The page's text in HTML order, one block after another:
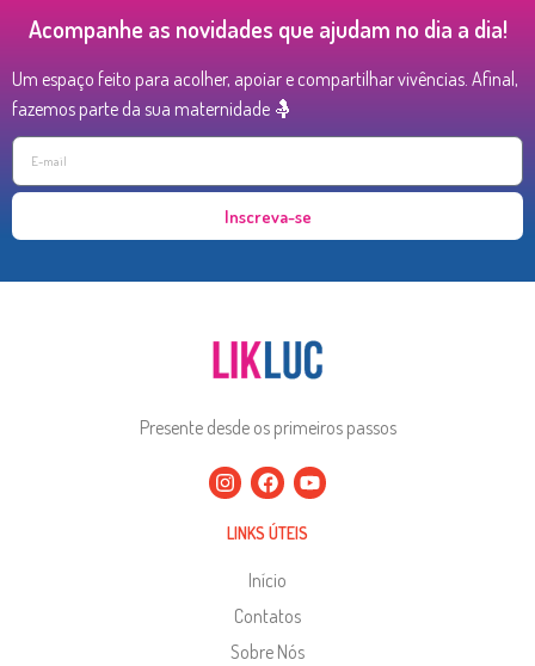
Acompanhe as novidades que ajudam no dia a dia!
Um espaço feito para acolher, apoiar e compartilhar vivências. Afinal,
fazemos parte da sua maternidade 🤱
Inscreva-se
Presente desde os primeiros passos
LINKS ÚTEIS
Início
Contatos
Sobre Nós